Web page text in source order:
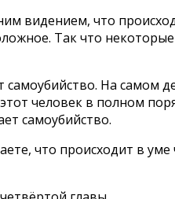
видением, что
Так что
На самом
человек в полном
самоубийство.
что происходит в